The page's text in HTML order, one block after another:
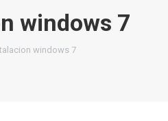
windows 7
windows 7